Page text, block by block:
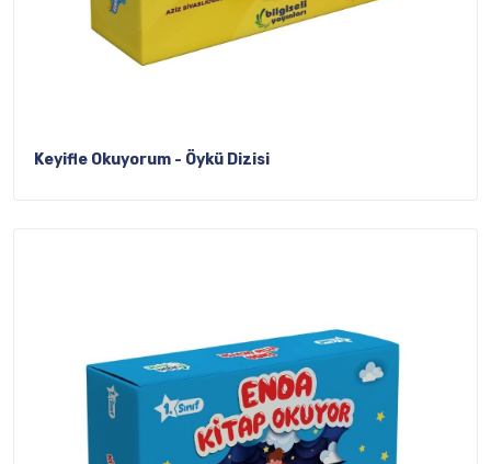
Keyifle Okuyorum - Öykü Dizisi